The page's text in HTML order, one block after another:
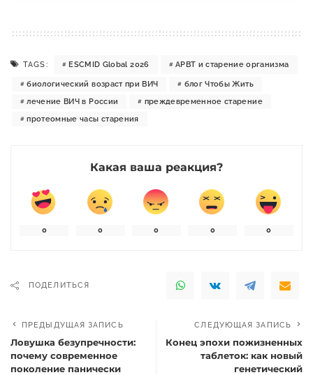
TAGS: ESCMID Global 2026 АРВТ и старение организма
биологический возраст при ВИЧ
блог Чтобы Жить
лечение ВИЧ в России
преждевременное старение
протеомные часы старения
Какая ваша реакция?
0 0 0 0 0
ПОДЕЛИТЬСЯ
ПРЕДЫДУЩАЯ ЗАПИСЬ
Ловушка безупречности:
почему современное
поколение панически
СЛЕДУЮЩАЯ ЗАПИСЬ
Конец эпохи пожизненных
таблеток: как новый
генетический